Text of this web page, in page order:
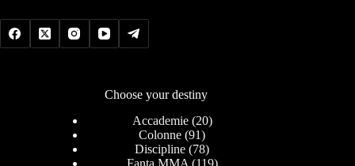
Choose your destiny
Accademie(20)
Colonne (91)
Discipline (78)
Fanta MMA (119)